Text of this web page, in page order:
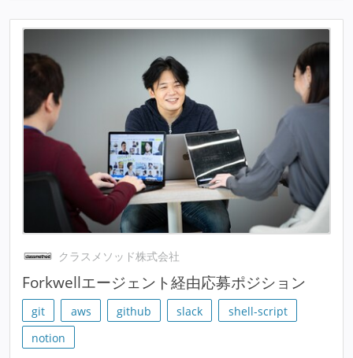
クラスメソッド株式会社
Forkwellエージェント経由応募ポジション
git aws github slack
shell-script
notion